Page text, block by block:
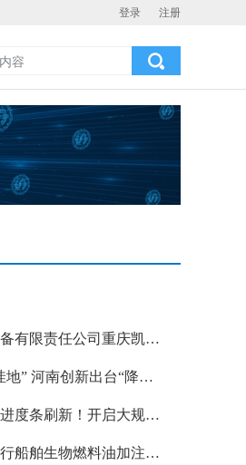
登录 注册
二重（镇江）重型装备有限责任公司重庆凯瑞项目发运助力海上风电产业发展
打造社会物流成本“洼地” 河南创新出台“降本16条”
厦金大桥（厦门段）进度条刷新！开启大规模桥梁装配化施工新阶段
宁波港域实现国际航行船舶生物燃料油加注“零突破”